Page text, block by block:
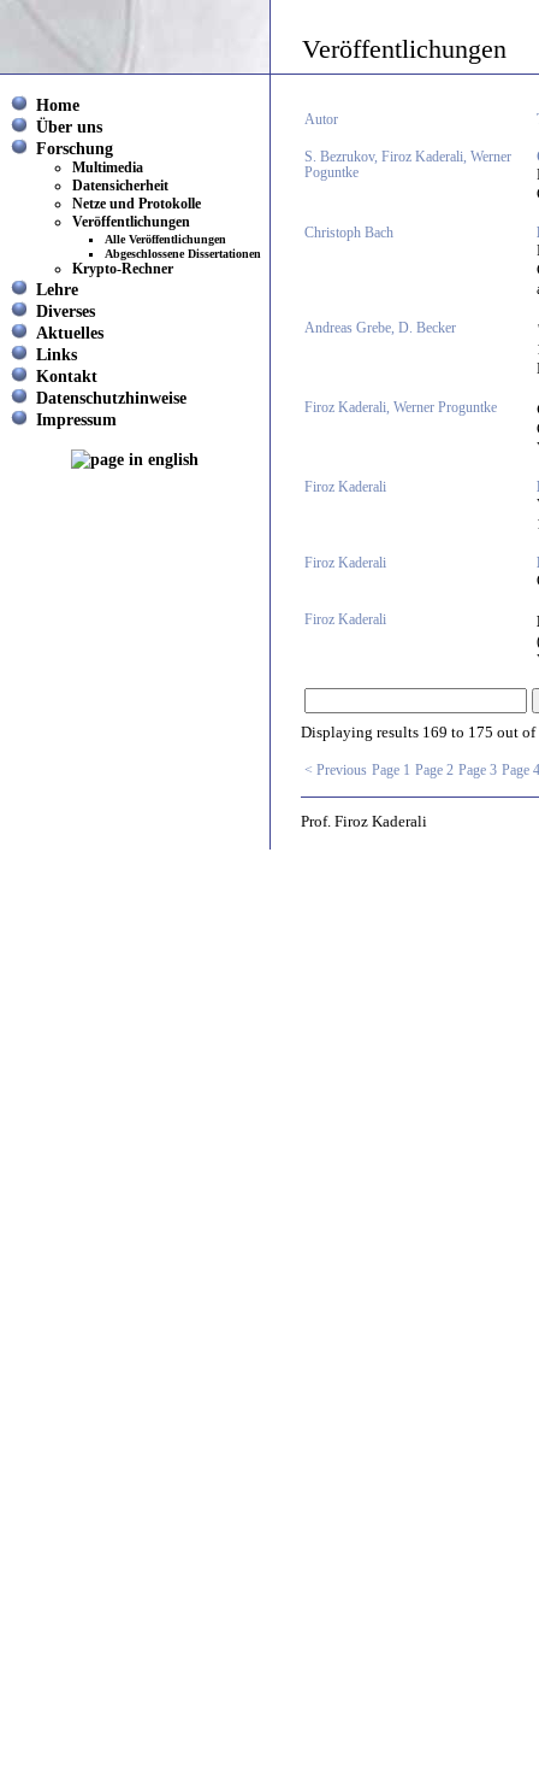
Veröffentlichungen
Home
Über uns
Forschung
Multimedia
Datensicherheit
Netze und Protokolle
Veröffentlichungen
Alle Veröffentlichungen
Abgeschlossene Dissertationen
Krypto-Rechner
Lehre
Diverses
Aktuelles
Links
Kontakt
Datenschutzhinweise
Impressum
Autor
S. Bezrukov, Firoz Kaderali, Werner
Poguntke
Christoph Bach
Andreas Grebe, D. Becker
Firoz Kaderali, Werner Proguntke
Firoz Kaderali
Firoz Kaderali
Firoz Kaderali
Displaying results 169 to 175 out of
< Previous Page 1 Page 2 Page 3 Page 4
Prof. Firoz Kaderali